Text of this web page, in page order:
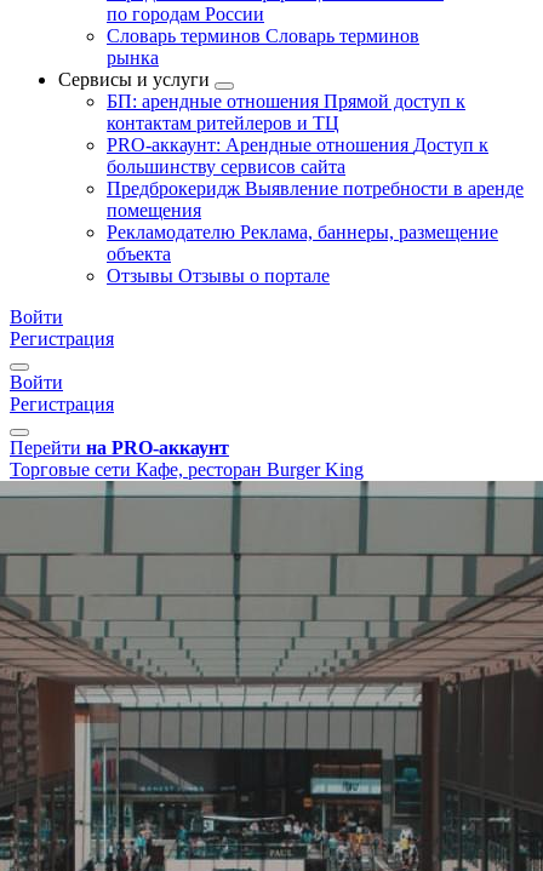
по городам России
Словарь терминов Словарь терминов
рынка
Сервисы и услуги
БП: арендные отношения Прямой доступ к
контактам ритейлеров и ТЦ
PRO-аккаунт: Арендные отношения Доступ к
большинству сервисов сайта
Предброкеридж Выявление потребности в аренде
помещения
Рекламодателю Реклама, баннеры, размещение
объекта
Отзывы Отзывы о портале
Войти
Регистрация
Войти
Регистрация
Перейти на PRO-аккаунт
Торговые сети Кафе, ресторан Burger King